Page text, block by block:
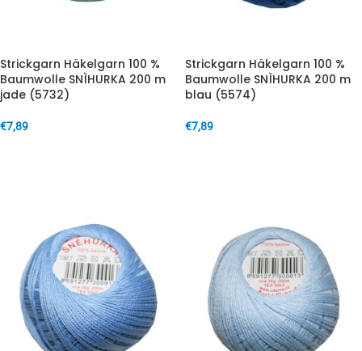
Strickgarn Häkelgarn 100 %
Baumwolle SNÌHURKA 200 m
jade (5732)
€7,89
Strickgarn Häkelgarn 100 %
Baumwolle SNÌHURKA 200 m
blau (5574)
€7,89